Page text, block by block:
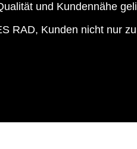
und Kundennähe
RAD, Kunden nicht nur